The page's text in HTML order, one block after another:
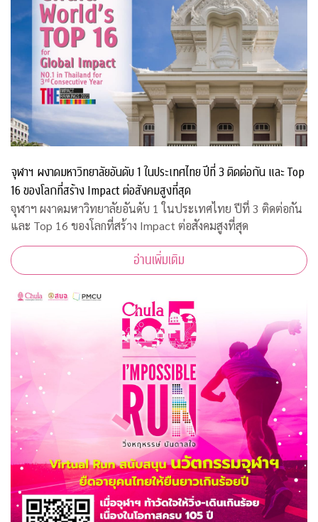
จุฬาฯ ผงาดมหาวิทยาลัยอันดับ 1 ในประเทศไทย ปีที่ 3 ติดต่อกัน และ Top
16 ของโลกที่สร้าง Impact ต่อสังคมสูงที่สุด
จุฬาฯ ผงาดมหาวิทยาลัยอันดับ 1 ในประเทศไทย ปีที่ 3 ติดต่อกัน
และ Top 16 ของโลกที่สร้าง Impact ต่อสังคมสูงที่สุด
อ่านเพิ่มเติม